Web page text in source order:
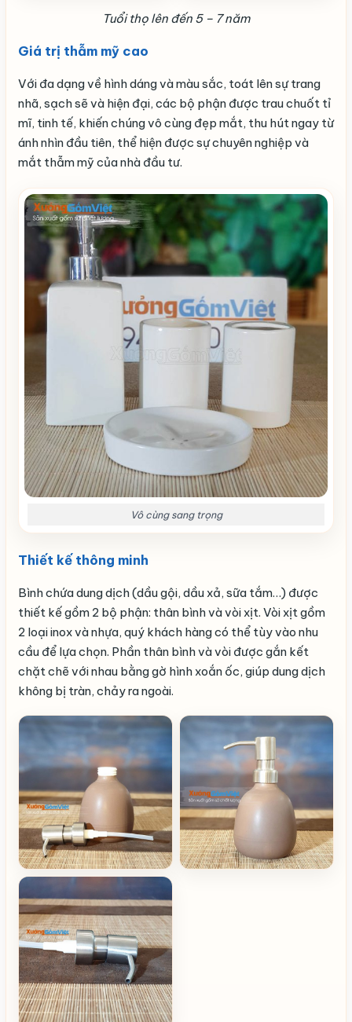
Tuổi thọ lên đến 5 – 7 năm
Giá trị thẫm mỹ cao
Với đa dạng về hình dáng và màu sắc, toát lên sự trang
nhã, sạch sẽ và hiện đại, các bộ phận được trau chuốt tỉ
mĩ, tinh tế, khiến chúng vô cùng đẹp mắt, thu hút ngay từ
ánh nhìn đầu tiên, thể hiện được sự chuyên nghiệp và
mắt thẫm mỹ của nhà đầu tư.
Vô cùng sang trọng
Thiết kế thông minh
Bình chứa dung dịch (dầu gội, dầu xả, sữa tắm…) được
thiết kế gồm 2 bộ phận: thân bình và vòi xịt. Vòi xịt gồm
2 loại inox và nhựa, quý khách hàng có thể tùy vào nhu
cầu để lựa chọn. Phần thân bình và vòi được gắn kết
chặt chẽ với nhau bằng gờ hình xoắn ốc, giúp dung dịch
không bị tràn, chảy ra ngoài.